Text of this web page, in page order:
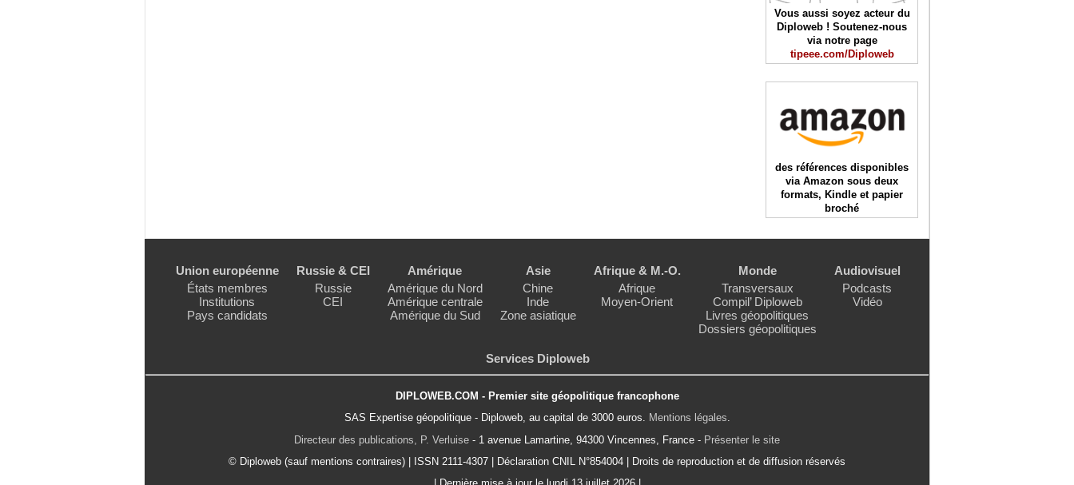
Vous aussi soyez acteur du
Diploweb ! Soutenez-nous
via notre page
tipeee.com/Diploweb
des références disponibles
via Amazon sous deux
formats, Kindle et papier
broché
Union européenne
États membres
Institutions
Pays candidats
Russie & CEI
Russie
CEI
Amérique
Amérique du Nord
Amérique centrale
Amérique du Sud
Asie
Chine
Inde
Zone asiatique
Afrique & M.-O.
Afrique
Moyen-Orient
Monde
Transversaux
Compil’ Diploweb
Livres géopolitiques
Dossiers géopolitiques
Audiovisuel
Podcasts
Vidéo
Services Diploweb
DIPLOWEB.COM - Premier site géopolitique francophone
SAS Expertise géopolitique - Diploweb, au capital de 3000 euros. Mentions légales.
Directeur des publications, P. Verluise - 1 avenue Lamartine, 94300 Vincennes, France - Présenter le site
© Diploweb (sauf mentions contraires) | ISSN 2111-4307 | Déclaration CNIL N°854004 | Droits de reproduction et de diffusion réservés